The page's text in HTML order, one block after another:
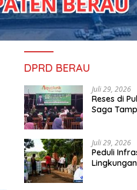
DPRD BERAU
Juli 29, 2026
Reses di
Saga
Juli 29, 2026
Peduli